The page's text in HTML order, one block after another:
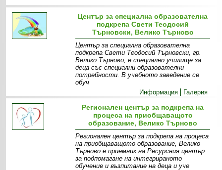
Център за специална образователна
подкрепа Свети Теодосий
Търновски, Велико Търново
Център за специална образователна
подкрепа Свети Теодосий Търновски, гр.
Велико Търново, е специално училище за
деца със специални образователни
потребности. В учебното заведение се
обуч
Информация
Галерия
Регионален център за подкрепа на
процеса на приобщаващото
образование, Велико Търново
Регионален център за подкрепа на процеса
на приобщаващото образование, Велико
Търново е приемник на Ресурсния център
за подпомагане на интегрираното
обучение и възпитание на деца и уче